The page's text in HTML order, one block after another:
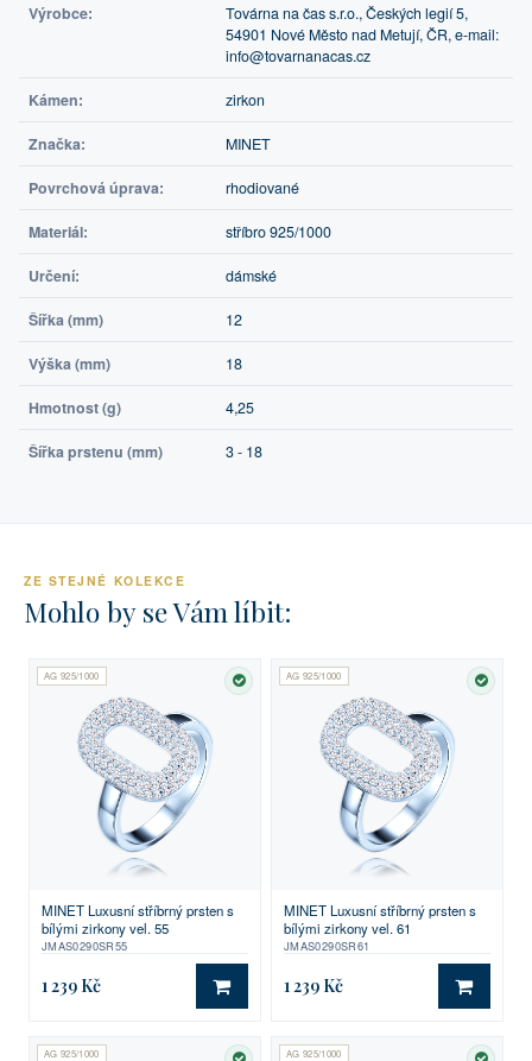
Výrobce:
Továrna na čas s.r.o., Českých legií 5,
54901 Nové Město nad Metují, ČR, e-mail:
info@tovarnanacas.cz
Kámen: zirkon
Značka: MINET
Povrchová úprava: rhodiované
Materiál: stříbro 925/1000
Určení: dámské
Šířka (mm) 12
Výška (mm) 18
Hmotnost (g) 4,25
Šířka prstenu (mm) 3 - 18
ZE STEJNÉ KOLEKCE
Mohlo by se Vám líbit:
AG 925/1000
SKLADEM
MINET Luxusní stříbrný prsten s
bílými zirkony vel. 55
JMAS0290SR55
1 239 Kč DO KOŠÍKU
AG 925/1000
MINET Luxusní stříbrný prsten s
bílými zirkony vel. 61
JMAS0290SR61
1 239 Kč DO
AG 925/1000 AG 925/1000